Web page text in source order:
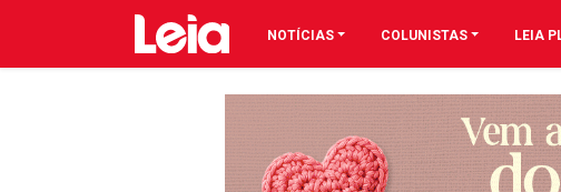
NOTÍCIAS COLUNISTAS LEIA